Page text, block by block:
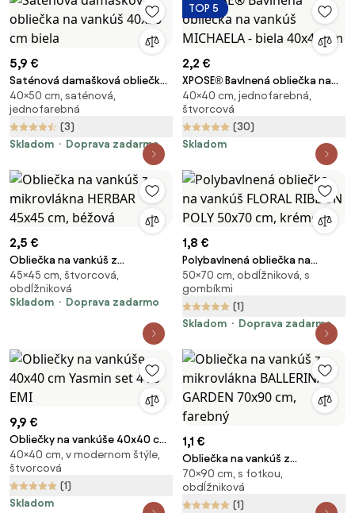
5,9 €
Saténová damašková obliečka
na vankúš 40x50 cm biela
40×50 cm, saténová,
jednofarebná
(3)
Skladom
Doprava zadarmo
TOP 5
2,2 €
XPOSE® Bavlnená obliečka na
vankúš MICHAELA - biela 40x40
cm
40×40 cm, jednofarebná,
štvorcová
(30)
Skladom
2,5 €
Obliečka na vankúš z
mikrovlákna HERBAR 45x45 cm,
béžová
45×45 cm, štvorcová,
obdĺžniková
Skladom
Doprava zadarmo
1,8 €
Polybavlnená obliečka na
vankúš FLORAL RIBBON POLY
50x70 cm, krémová
50×70 cm, obdĺžniková, s
gombíkmi
(1)
Skladom
Doprava zadarmo
9,9 €
Obliečky na vankúše 40x40 cm
Yasmin set 4 ks EMI
40×40 cm, v modernom štýle,
štvorcová
(1)
Skladom
1,1 €
Obliečka na vankúš z
mikrovlákna BALLERINA GARDEN
70x90 cm, farebný
70×90 cm, s fotkou,
obdĺžniková
(1)